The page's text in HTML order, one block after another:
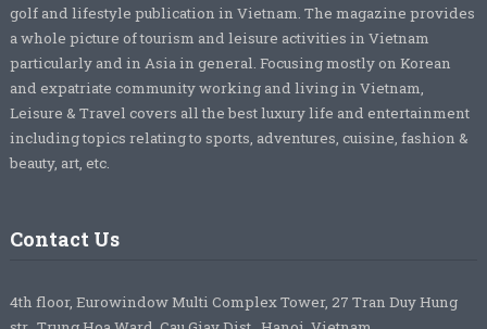
golf and lifestyle publication in Vietnam. The magazine provides
a whole picture of tourism and leisure activities in Vietnam
particularly and in Asia in general. Focusing mostly on Korean
and expatriate community working and living in Vietnam,
Leisure & Travel covers all the best luxury life and entertainment
including topics relating to sports, adventures, cuisine, fashion &
beauty, art, etc.
Contact Us
4th floor, Eurowindow Multi Complex Tower, 27 Tran Duy Hung